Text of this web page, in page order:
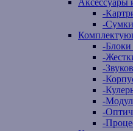
Аксессуары
-
-Сумки
-Блоки
-
-
-
-
-
-
-